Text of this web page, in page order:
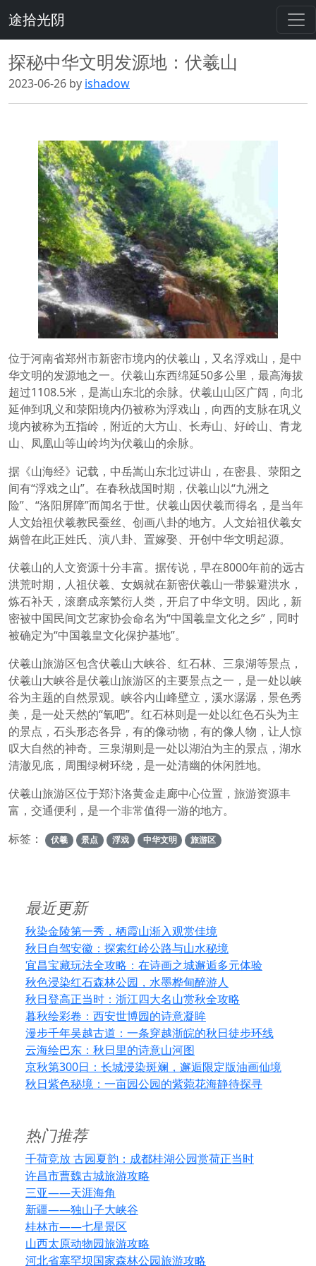
途拾光阴
探秘中华文明发源地：伏羲山
2023-06-26 by ishadow
位于河南省郑州市新密市境内的伏羲山，又名浮戏山，是中
华文明的发源地之一。伏羲山东西绵延50多公里，最高海拔
超过1108.5米，是嵩山东北的余脉。伏羲山山区广阔，向北
延伸到巩义和荥阳境内仍被称为浮戏山，向西的支脉在巩义
境内被称为五指岭，附近的大方山、长寿山、好岭山、青龙
山、凤凰山等山岭均为伏羲山的余脉。
据《山海经》记载，中岳嵩山东北过讲山，在密县、荥阳之
间有“浮戏之山”。在春秋战国时期，伏羲山以“九洲之
险”、“洛阳屏障”而闻名于世。伏羲山因伏羲而得名，是当年
人文始祖伏羲教民蚕丝、创画八卦的地方。人文始祖伏羲女
娲曾在此正姓氏、演八卦、置嫁娶、开创中华文明起源。
伏羲山的人文资源十分丰富。据传说，早在8000年前的远古
洪荒时期，人祖伏羲、女娲就在新密伏羲山一带躲避洪水，
炼石补天，滚磨成亲繁衍人类，开启了中华文明。因此，新
密被中国民间文艺家协会命名为“中国羲皇文化之乡”，同时
被确定为“中国羲皇文化保护基地”。
伏羲山旅游区包含伏羲山大峡谷、红石林、三泉湖等景点，
伏羲山大峡谷是伏羲山旅游区的主要景点之一，是一处以峡
谷为主题的自然景观。峡谷内山峰壁立，溪水潺潺，景色秀
美，是一处天然的“氧吧”。红石林则是一处以红色石头为主
的景点，石头形态各异，有的像动物，有的像人物，让人惊
叹大自然的神奇。三泉湖则是一处以湖泊为主的景点，湖水
清澈见底，周围绿树环绕，是一处清幽的休闲胜地。
伏羲山旅游区位于郑汴洛黄金走廊中心位置，旅游资源丰
富，交通便利，是一个非常值得一游的地方。
标签：
伏羲 景点 浮戏 中华文明 旅游区
最近更新
秋染金陵第一秀，栖霞山渐入观赏佳境
秋日自驾安徽：探索红岭公路与山水秘境
宜昌宝藏玩法全攻略：在诗画之城邂逅多元体验
秋色浸染红石森林公园，水墨桦甸醉游人
秋日登高正当时：浙江四大名山赏秋全攻略
暮秋绘彩卷：西安世博园的诗意凝眸
漫步千年吴越古道：一条穿越浙皖的秋日徒步环线
云海绘巴东：秋日里的诗意山河图
京秋第300日：长城浸染斑斓，邂逅限定版油画仙境
秋日紫色秘境：一亩园公园的紫菀花海静待探寻
热门推荐
千荷竞放 古园夏韵：成都桂湖公园赏荷正当时
许昌市曹魏古城旅游攻略
三亚——天涯海角
新疆——独山子大峡谷
桂林市——七星景区
山西太原动物园旅游攻略
河北省塞罕坝国家森林公园旅游攻略